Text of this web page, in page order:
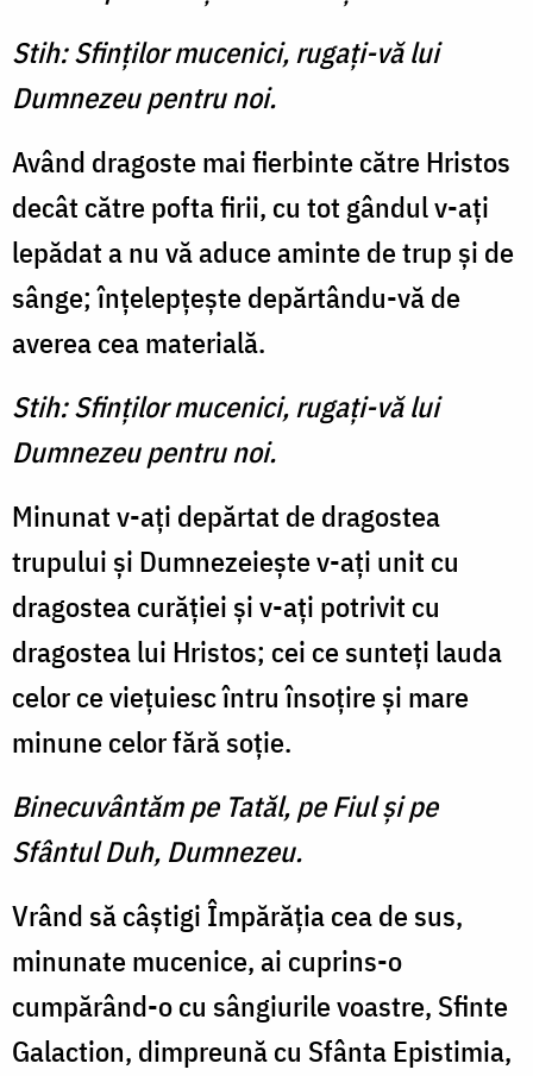
Stih: Sfinţilor mucenici, rugaţi-vă lui
Dumnezeu pentru noi.
Având dragoste mai fierbinte către Hristos
decât către pofta firii, cu tot gândul v-aţi
lepădat a nu vă aduce aminte de trup şi de
sânge; înţelepţeşte depărtându-vă de
averea cea materială.
Stih: Sfinţilor mucenici, rugaţi-vă lui
Dumnezeu pentru noi.
Minunat v-aţi depărtat de dragostea
trupului şi Dumnezeieşte v-aţi unit cu
dragostea curăţiei şi v-aţi potrivit cu
dragostea lui Hristos; cei ce sunteţi lauda
celor ce vieţuiesc întru însoţire şi mare
minune celor fără soţie.
Binecuvântăm pe Tatăl, pe Fiul şi pe
Sfântul Duh, Dumnezeu.
Vrând să câştigi Împărăţia cea de sus,
minunate mucenice, ai cuprins-o
cumpărând-o cu sângiurile voastre, Sfinte
Galaction, dimpreună cu Sfânta Epistimia,